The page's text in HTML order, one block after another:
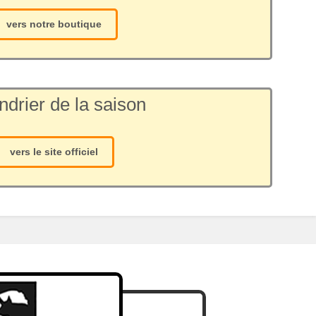
vers notre boutique
de la saison
vers le site officiel